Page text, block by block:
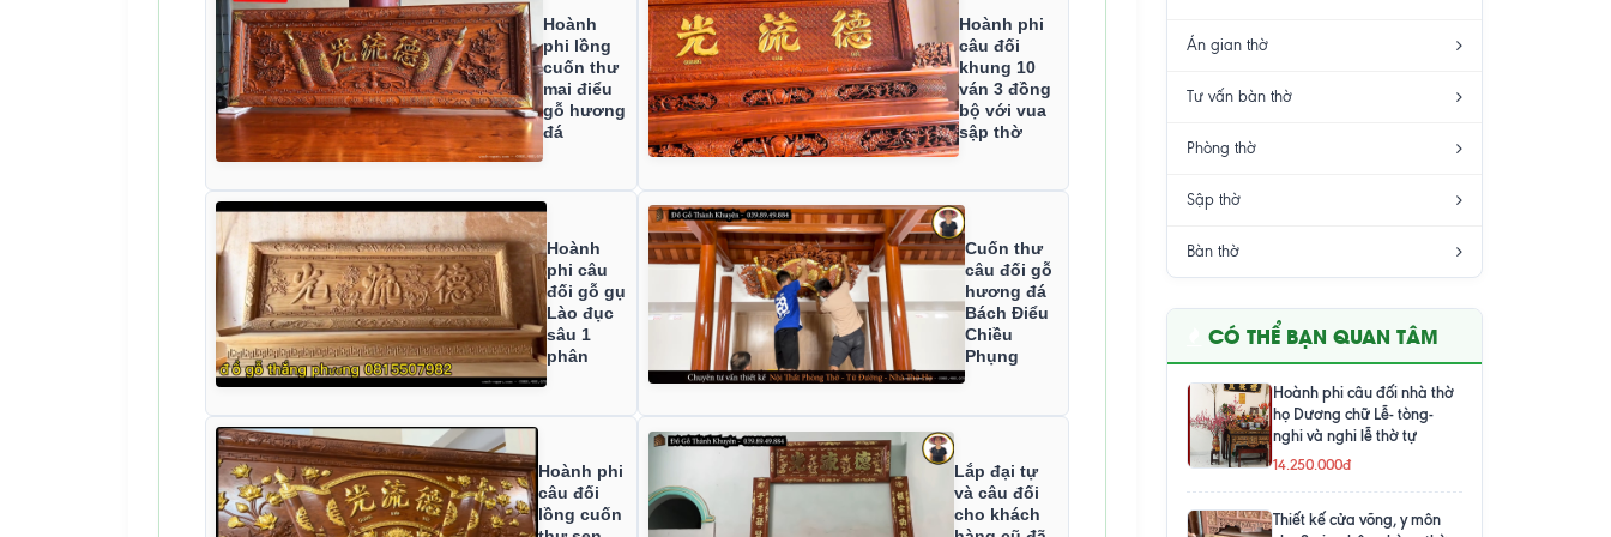
Hoành
phi lồng
cuốn thư
mai điểu
gỗ hương
đá
Hoành phi
câu đối
khung 10
ván 3 đồng
bộ với vua
sập thờ
Hoành
phi câu
đối gỗ gụ
Lào đục
sâu 1
phân
Cuốn thư
câu đối gỗ
hương đá
Bách Điểu
Chiều
Phụng
Hoành phi
câu đối
lồng cuốn
Lắp đại tự
và câu đối
cho khách
Án gian thờ
Tư vấn bàn thờ
Phòng thờ
Sập thờ
Bàn thờ
CÓ THỂ BẠN QUAN TÂM
Hoành phi câu đối nhà thờ
họ Dương chữ Lễ- tòng-
nghi và nghi lễ thờ tự
14.250.000đ
Thiết kế cửa võng, y môn